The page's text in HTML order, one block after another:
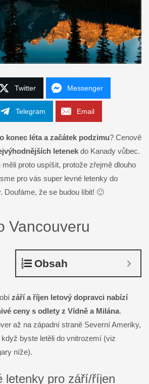
Twitter Messenger
Telegram Email
konec léta a začátek podzimu? Cenově
letenek do Kanady vůbec.
proto uspíšit, protože zřejmě dlouho
pro vás super levné letenky do
Doufáme, že se budou líbit! 🙂
Vancouveru
Obsah
září a říjen letový dopravci nabízí
ceny s odlety z Vídně a Milána.
až na západní straně Severní Ameriky,
byste letěli do vnitrozemí (viz
níže).
letenky pro září/říjen